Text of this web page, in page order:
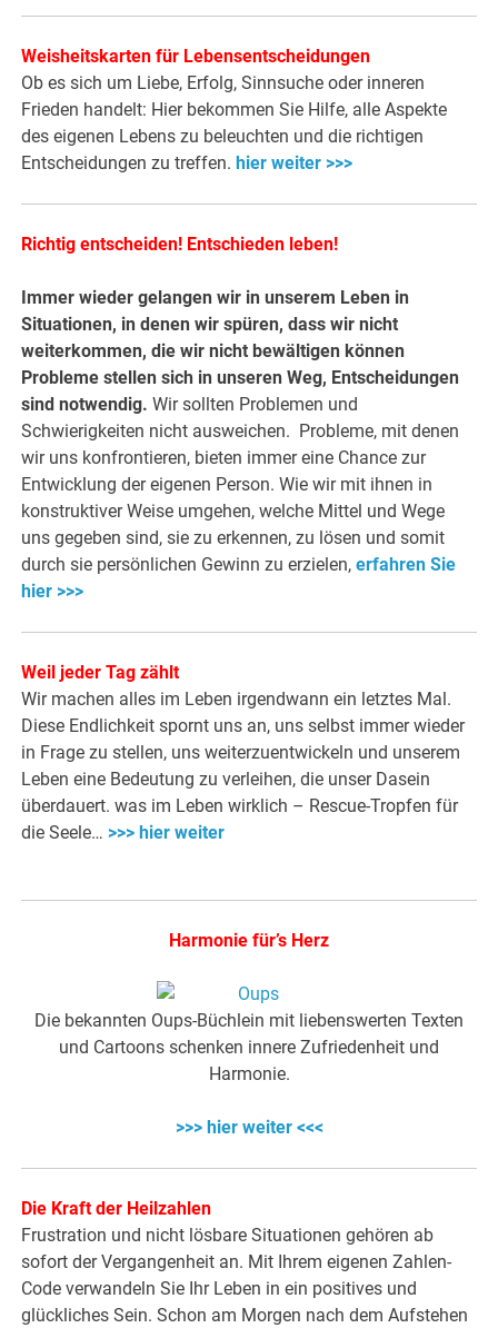
Weisheitskarten für Lebensentscheidungen
Ob es sich um Liebe, Erfolg, Sinnsuche oder inneren
Frieden handelt: Hier bekommen Sie Hilfe, alle Aspekte
des eigenen Lebens zu beleuchten und die richtigen
Entscheidungen zu treffen. hier weiter >>>
Richtig entscheiden! Entschieden leben!
Immer wieder gelangen wir in unserem Leben in
Situationen, in denen wir spüren, dass wir nicht
weiterkommen, die wir nicht bewältigen können
Probleme stellen sich in unseren Weg, Entscheidungen
sind notwendig.Wir sollten Problemen und
Schwierigkeiten nicht ausweichen. Probleme, mit denen
wir uns konfrontieren, bieten immer eine Chance zur
Entwicklung der eigenen Person. Wie wir mit ihnen in
konstruktiver Weise umgehen, welche Mittel und Wege
uns gegeben sind, sie zu erkennen, zu lösen und somit
durch sie persönlichen Gewinn zu erzielen,erfahren Sie
hier >>>
Weil jeder Tag zählt
Wir machen alles im Leben irgendwann ein letztes Mal.
Diese Endlichkeit spornt uns an, uns selbst immer wieder
in Frage zu stellen, uns weiterzuentwickeln und unserem
Leben eine Bedeutung zu verleihen, die unser Dasein
überdauert. was im Leben wirklich – Rescue-Tropfen für
die Seele… >>> hier weiter
Harmonie für’s Herz
Die bekannten Oups-Büchlein mit liebenswerten Texten
und Cartoons schenken innere Zufriedenheit und
Harmonie.
>>> hier weiter <<<
Die Kraft der Heilzahlen
Frustration und nicht lösbare Situationen gehören ab
sofort der Vergangenheit an. Mit Ihrem eigenen Zahlen-
Code verwandeln Sie Ihr Leben in ein positives und
glückliches Sein. Schon am Morgen nach dem Aufstehen